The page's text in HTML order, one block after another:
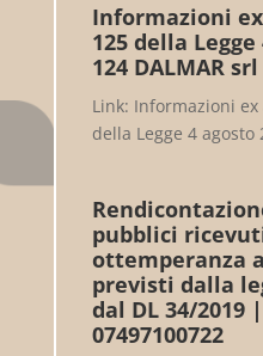
Informazioni
125 della
124 DALMAR srl
Link: Informazioni
della Legge 4 agosto
pubblici
ottemperanza
previsti dalla
dal DL 34/2019
07497100722